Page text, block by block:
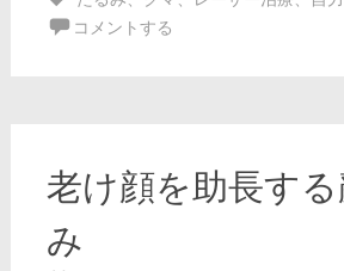
コメントする
老け顔を助長す
み